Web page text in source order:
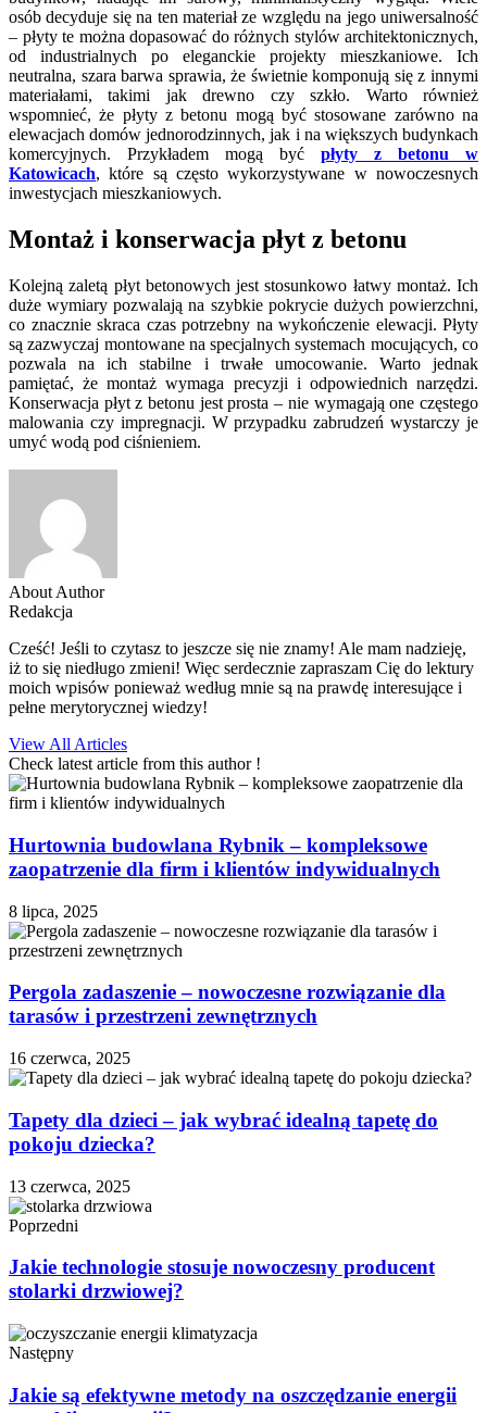
osób decyduje się na ten materiał ze względu na jego uniwersalność
– płyty te można dopasować do różnych stylów architektonicznych,
od industrialnych po eleganckie projekty mieszkaniowe. Ich
neutralna, szara barwa sprawia, że świetnie komponują się z innymi
materiałami, takimi jak drewno czy szkło. Warto również
wspomnieć, że płyty z betonu mogą być stosowane zarówno na
elewacjach domów jednorodzinnych, jak i na większych budynkach
komercyjnych. Przykładem mogą być
płyty z betonu w
Katowicach, które są często wykorzystywane w nowoczesnych
inwestycjach mieszkaniowych.
Montaż i konserwacja płyt z betonu
Kolejną zaletą płyt betonowych jest stosunkowo łatwy montaż. Ich
duże wymiary pozwalają na szybkie pokrycie dużych powierzchni,
co znacznie skraca czas potrzebny na wykończenie elewacji. Płyty
są zazwyczaj montowane na specjalnych systemach mocujących, co
pozwala na ich stabilne i trwałe umocowanie. Warto jednak
pamiętać, że montaż wymaga precyzji i odpowiednich narzędzi.
Konserwacja płyt z betonu jest prosta – nie wymagają one częstego
malowania czy impregnacji. W przypadku zabrudzeń wystarczy je
umyć wodą pod ciśnieniem.
About Author
Redakcja
Cześć! Jeśli to czytasz to jeszcze się nie znamy! Ale mam nadzieję,
iż to się niedługo zmieni! Więc serdecznie zapraszam Cię do lektury
moich wpisów ponieważ według mnie są na prawdę interesujące i
pełne merytorycznej wiedzy!
View All Articles
Check latest article from this author !
Hurtownia budowlana Rybnik – kompleksowe
zaopatrzenie dla firm i klientów indywidualnych
8 lipca, 2025
Pergola zadaszenie – nowoczesne rozwiązanie dla
tarasów i przestrzeni zewnętrznych
16 czerwca, 2025
Tapety dla dzieci – jak wybrać idealną tapetę do
pokoju dziecka?
13 czerwca, 2025
Poprzedni
Jakie technologie stosuje nowoczesny producent
stolarki drzwiowej?
Następny
Jakie są efektywne metody na oszczędzanie energii